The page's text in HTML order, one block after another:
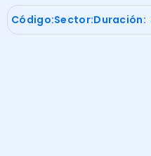
Código:Sector:Duración: